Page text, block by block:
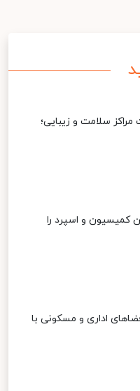
سلامت و زیبایی؛
کمیسیون و اسپرد را
اداری و مسکونی با